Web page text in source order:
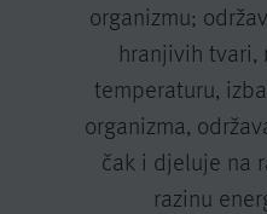
organizmu;
hranjivih tvari,
temperaturu,
organizma,
čak i djeluje na
razinu